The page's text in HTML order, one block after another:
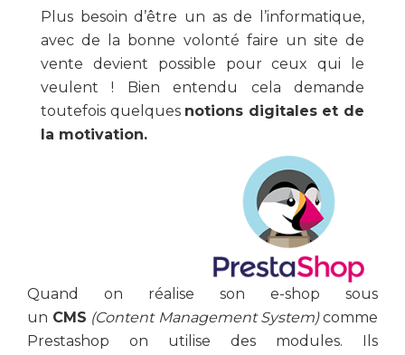
Plus besoin d’être un as de l’informatique,
avec de la bonne volonté faire un site de
vente devient possible pour ceux qui le
veulent ! Bien entendu cela demande
toutefois quelques notions digitales et de
la motivation.
Quand on réalise son e-shop sous
un CMS (Content Management System)comme
Prestashop on utilise des modules. Ils